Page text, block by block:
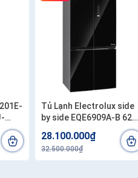
Tủ Lạnh Electrolux side
by side EQE6909A-B 622
28.100.000₫
32.500.000₫